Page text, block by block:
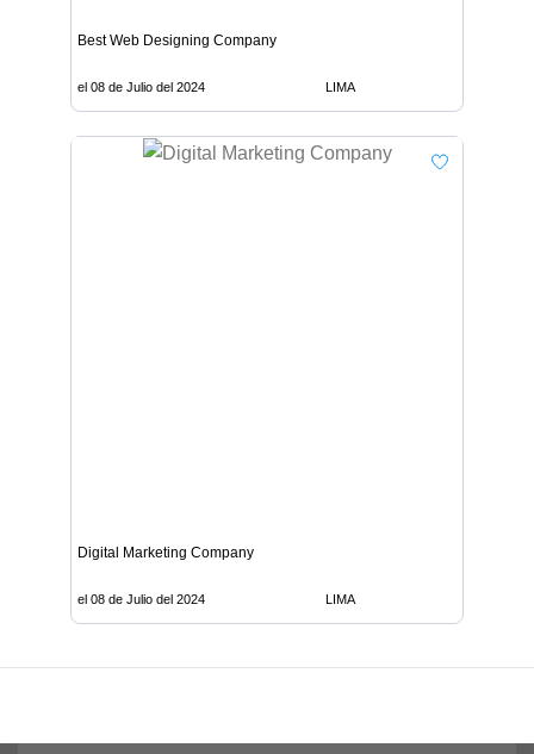
Best Web Designing Company
el 08 de Julio del 2024 LIMA
Digital Marketing Company
el 08 de Julio del 2024 LIMA